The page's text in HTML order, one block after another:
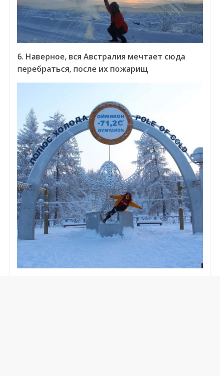
6. Наверное, вся Австралия мечтает сюда
перебраться, после их пожарищ